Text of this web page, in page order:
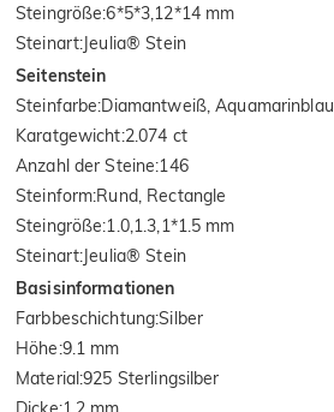
Steingröße:6*5*3,12*14 mm
Steinart:Jeulia® Stein
Seitenstein
Steinfarbe:Diamantweiß, Aquamarinblau
Karatgewicht:2.074 ct
Anzahl der Steine:146
Steinform:Rund, Rectangle
Steingröße:1.0,1.3,1*1.5 mm
Steinart:Jeulia® Stein
Basisinformationen
Farbbeschichtung:Silber
Höhe:9.1 mm
Material:925 Sterlingsilber